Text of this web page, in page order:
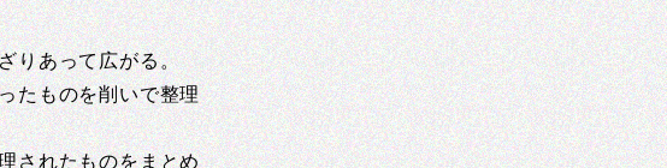
りあって広がる。
たものを削いで整理
されたものをまとめ